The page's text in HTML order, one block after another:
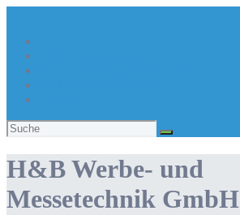
Suchen
nach:
H&B Werbe- und
Messetechnik GmbH